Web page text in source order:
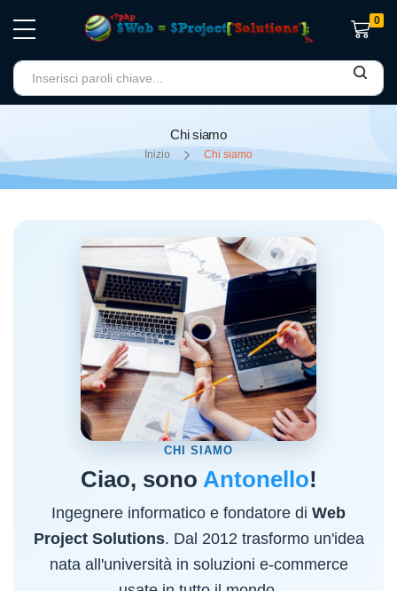
Carrello
0
Chi siamo
Inizio Chi siamo
CHI SIAMO
Ciao, sono Antonello!
Ingegnere informatico e fondatore di Web
Project Solutions. Dal 2012 trasformo un'idea
nata all'università in soluzioni e-commerce